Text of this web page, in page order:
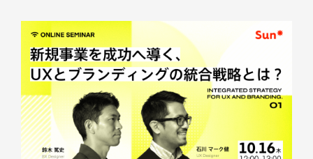
人材・チーム
コミュニティ
コーポレート・ガバナンス
環境
経営方針
IRライブラリ
業績ハイライト
IRスケジュール
IRニュース
企業理念
サービス
福利厚生
データで見るSun*
中途採用Entry